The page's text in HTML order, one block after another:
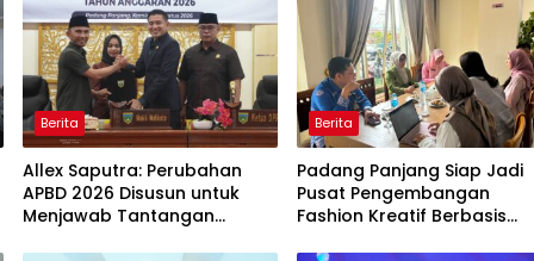
Berita
Allex Saputra: Perubahan
APBD 2026 Disusun untuk
Menjawab Tantangan
Berita
Padang Panjang Siap Jadi
Pusat Pengembangan
Fashion Kreatif Berbasis